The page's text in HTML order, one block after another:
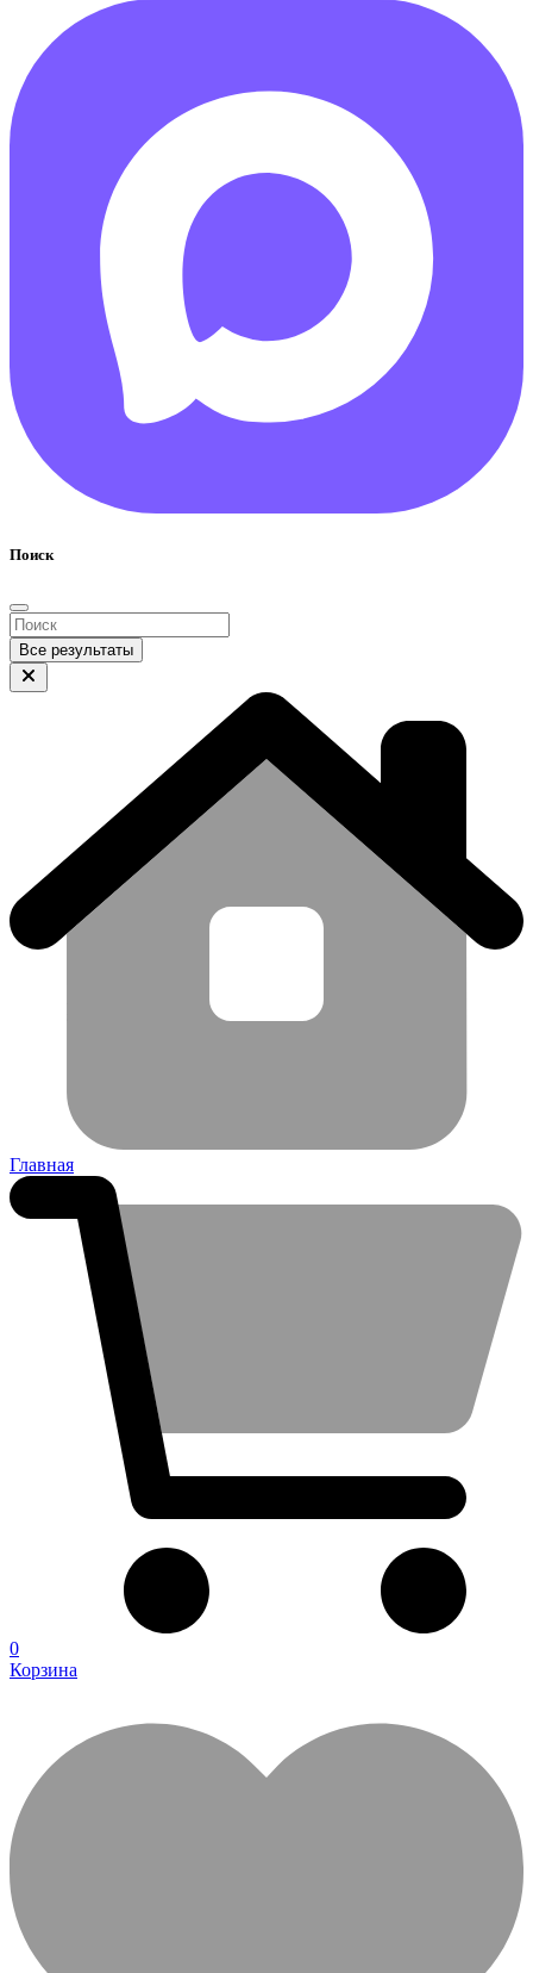
Поиск
Все результаты
Главная
0
Корзина